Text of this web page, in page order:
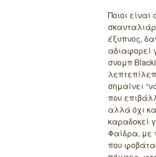
Ποιοι είναι
έξυπνος,
αδιαφορεί
σνομπ
σημαίνει
που
αλλά όχι
καραδοκεί
Φαίδρα, με
που